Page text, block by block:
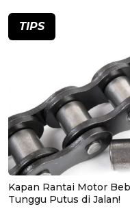
TIPS
Kapan Rantai Motor
Tunggu Putus di Jalan!